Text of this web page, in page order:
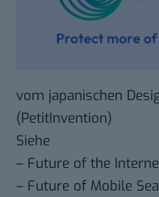
vom japanischen
(PetitInvention)
Siehe
– Future of the
– Future of Mobile